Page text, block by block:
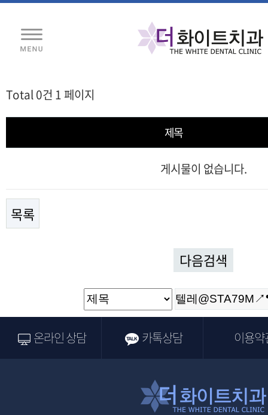
Total 0건 1 페이지
제목
게시물이 없습니다.
목록
다음검색
온라인 상담 카톡상담 이용약